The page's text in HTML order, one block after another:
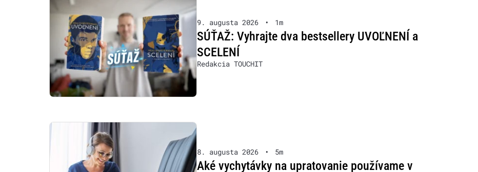
9. augusta 2026 • 1m
SÚŤAŽ: Vyhrajte dva bestsellery UVOĽNENÍ a
SCELENÍ
Redakcia TOUCHIT
8. augusta 2026 • 5m
Aké vychytávky na upratovanie používame v